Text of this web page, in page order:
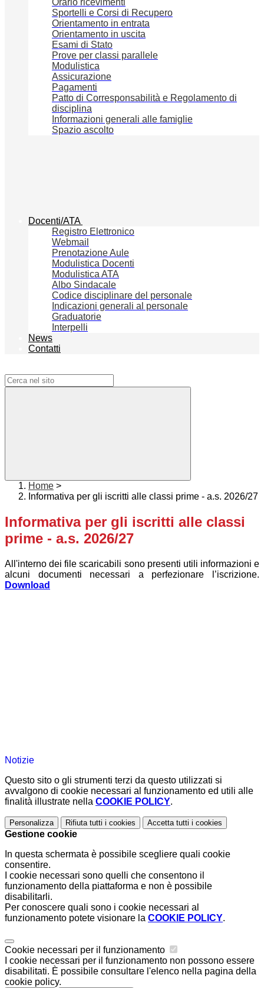
Orario ricevimenti
Sportelli e Corsi di Recupero
Orientamento in entrata
Orientamento in uscita
Esami di Stato
Prove per classi parallele
Modulistica
Assicurazione
Pagamenti
Patto di Corresponsabilità e Regolamento di
disciplina
Informazioni generali alle famiglie
Spazio ascolto
Docenti/ATA
Registro Elettronico
Webmail
Prenotazione Aule
Modulistica Docenti
Modulistica ATA
Albo Sindacale
Codice disciplinare del personale
Indicazioni generali al personale
Graduatorie
Interpelli
News
Contatti
Home >
Informativa per gli iscritti alle classi prime - a.s. 2026/27
Informativa per gli iscritti alle classi
prime - a.s. 2026/27
All'interno dei file scaricabili sono presenti utili informazioni e
alcuni documenti necessari a perfezionare l’iscrizione.
Download
Notizie
Questo sito o gli strumenti terzi da questo utilizzati si
avvalgono di cookie necessari al funzionamento ed utili alle
finalità illustrate nella COOKIE POLICY.
Personalizza Rifiuta tutti i cookies Accetta tutti i cookies
Gestione cookie
In questa schermata è possibile scegliere quali cookie
consentire.
I cookie necessari sono quelli che consentono il
funzionamento della piattaforma e non è possibile
disabilitarli.
Per conoscere quali sono i cookie necessari al
funzionamento potete visionare la COOKIE POLICY.
Cookie necessari per il funzionamento
I cookie necessari per il funzionamento non possono essere
disabilitati. È possibile consultare l'elenco nella pagina della
cookie policy.